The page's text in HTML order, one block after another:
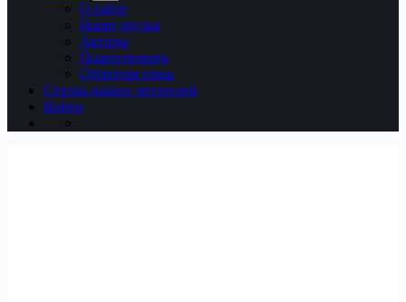
О сайте
Наши друзья
Авторы
Пожертвовать
Обратная связь
Статьи наших читателей
Войти